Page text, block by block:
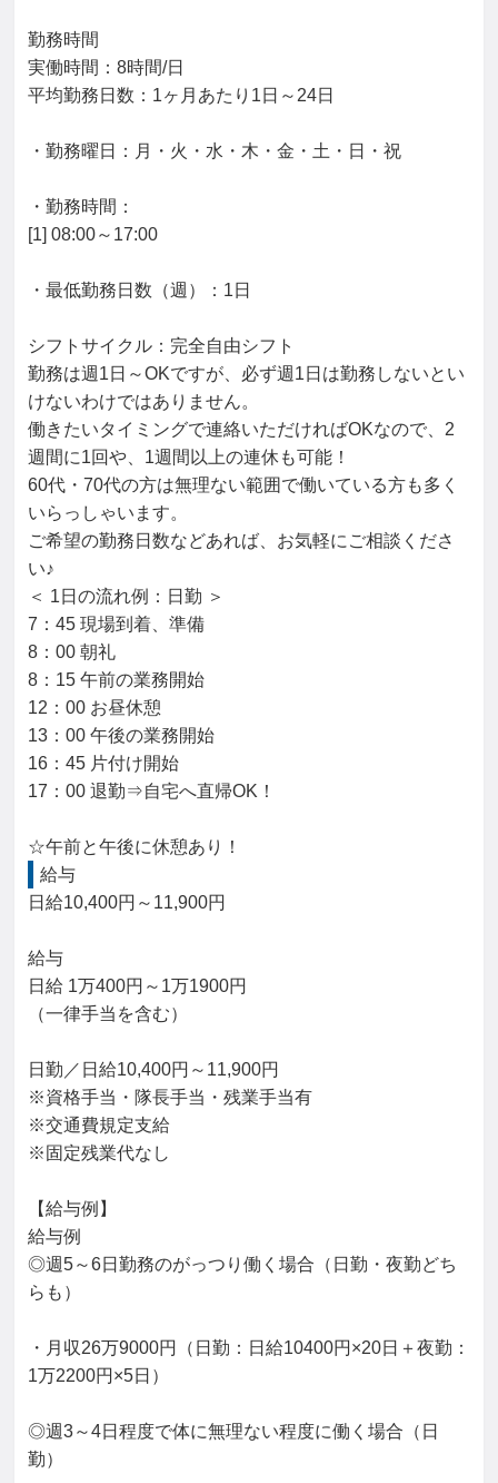
勤務時間
実働時間：8時間/日
平均勤務日数：1ヶ月あたり1日～24日
・勤務曜日：月・火・水・木・金・土・日・祝
・勤務時間：
[1] 08:00～17:00
・最低勤務日数（週）：1日
シフトサイクル：完全自由シフト
勤務は週1日～OKですが、必ず週1日は勤務しないとい
けないわけではありません。
働きたいタイミングで連絡いただければOKなので、2
週間に1回や、1週間以上の連休も可能！
60代・70代の方は無理ない範囲で働いている方も多く
いらっしゃいます。
ご希望の勤務日数などあれば、お気軽にご相談くださ
い♪
＜ 1日の流れ例：日勤 ＞
7：45 現場到着、準備
8：00 朝礼
8：15 午前の業務開始
12：00 お昼休憩
13：00 午後の業務開始
16：45 片付け開始
17：00 退勤⇒自宅へ直帰OK！
☆午前と午後に休憩あり！
給与
日給10,400円～11,900円
給与
日給 1万400円～1万1900円
（一律手当を含む）
日勤／日給10,400円～11,900円
※資格手当・隊長手当・残業手当有
※交通費規定支給
※固定残業代なし
【給与例】
給与例
◎週5～6日勤務のがっつり働く場合（日勤・夜勤どち
らも）
・月収26万9000円（日勤：日給10400円×20日＋夜勤：
1万2200円×5日）
◎週3～4日程度で体に無理ない程度に働く場合（日
勤）